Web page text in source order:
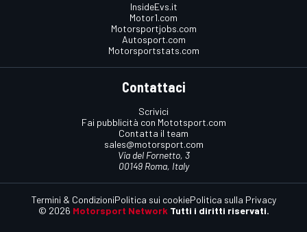
InsideEvs.it
Motor1.com
Motorsportjobs.com
Autosport.com
Motorsportstats.com
Contattaci
Scrivici
Fai pubblicità con Mototsport.com
Contatta il team
sales@motorsport.com
Via del Fornetto, 3
00149 Roma, Italy
© 2026 Motorsport Network Tutti i diritti riservati.
Termini & CondizioniPolitica sui cookiePolitica sulla Privacy